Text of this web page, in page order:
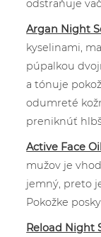
odstraňuje
Argan Night
kyselinami,
púpalkou
a tónuje
odumreté
preniknúť
Active Face Oil
mužov je
jemný, preto
Pokožke
Reload Night